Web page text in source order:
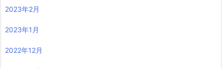
2023年2月
2023年1月
2022年12月